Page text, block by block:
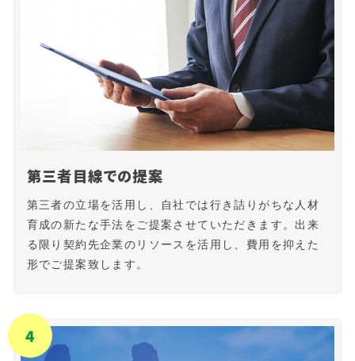
第三者目線での提案
第三者の立場を活用し、自社では行き詰りがちな人材
育成の新たな手法をご提案させていただきます。出来
る限り契約先企業のリソースを活用し、費用を抑えた
形でご提案致します。
4